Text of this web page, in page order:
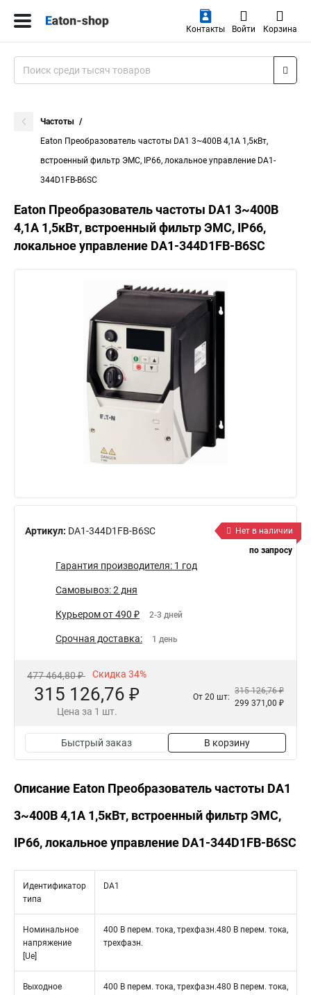
Контакты Войти Корзина
Частоты
Eaton Преобразователь частоты DA1 3~400В 4,1A 1,5кВт,
встроенный фильтр ЭМС, IP66, локальное управление DA1-
344D1FB-B6SC
Eaton Преобразователь частоты DA1 3~400В
4,1A 1,5кВт, встроенный фильтр ЭМС, IP66,
локальное управление DA1-344D1FB-B6SC
Артикул: DA1-344D1FB-B6SC
Нет в наличии
по запросу
Гарантия производителя: 1 год
Самовывоз: 2 дня
Курьером от 490 ₽ 2-3 дней
Срочная доставка: 1 день
477 464,80 ₽ Скидка 34%
315 126,76 ₽
Цена за 1 шт.
От 20 шт:
315 126,76 ₽
299 371,00 ₽
Быстрый заказ В корзину
Описание Eaton Преобразователь частоты DA1
3~400В 4,1A 1,5кВт, встроенный фильтр ЭМС,
IP66, локальное управление DA1-344D1FB-B6SC
Идентификатор
типа
DA1
Номинальное
напряжение
[Ue]
400 В перем. тока, трехфазн.480 В перем. тока,
трехфазн.
Выходное
400 В перем. тока, трехфазн.480 В перем. тока,